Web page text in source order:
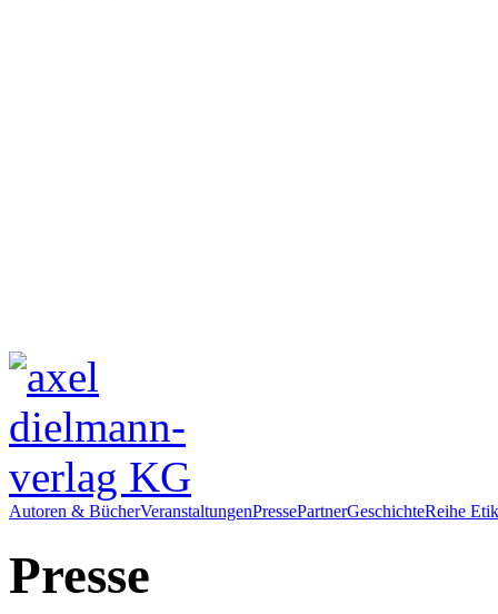
Autoren & BücherVeranstaltungenPressePartnerGeschichteReihe
Presse